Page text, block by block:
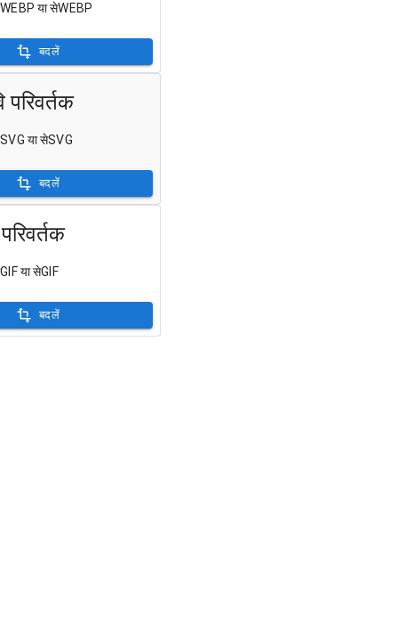
या सेWEBP
बदलें
परिवर्तक
या सेSVG
बदलें
या सेGIF
बदलें